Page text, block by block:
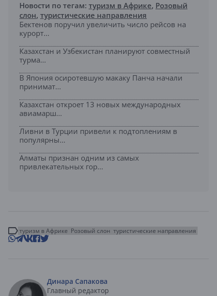
Новости по тегам: туризм в Африке, Розовый
слон, туристические направления
Бектенов поручил увеличить число рейсов на
курорт...
Казахстан и Узбекистан планируют совместный
турма...
В Япония осиротевшую макаку Панча начали
принимат...
Казахстан откроет 13 новых международных
авиамарш...
Ливни в Турции привели к подтоплениям в
популярны...
Алматы признан одним из самых
привлекательных гор...
туризм в Африке Розовый слон туристические направления
Динара Сапакова
Главный редактор